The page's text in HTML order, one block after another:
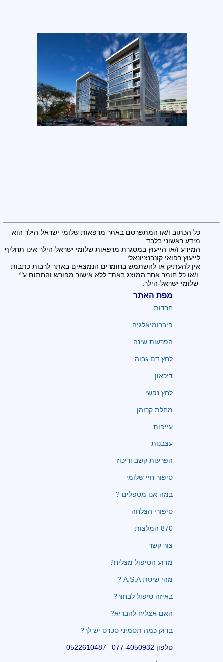
כל הכתוב ו/או המתפרסם באתר מרפאות שלומי ישראל-הילר הוא
מידע ראשוני בלבד.
המידע ו/או הייעוץ במסגרת מרפאות שלומי ישראל-הילר אינו תחליף
לייעוץ רפואי קונבנציונאלי.
אין להעתיק או להשתמש בחומרים הנמצאים באתר לרבות כתבות
ו/או כל חומר אחר המוצג באתר ללא אישור מפורש והחתום ע"י
שלומי ישראל-הילר.
מפת האתר
חרדות
פיברומיאלגיה
הפרעות שינה
לחץ דם גבוה
דיכאון
לחץ נפשי
מחלת קרוהן
עייפות
עצבנות
הפרעות קשב וריכוז
סיפור חיי שלומי
במה אנו מטפלים ?
סיפורי הצלחה
870 המלצות
צור קשר
מדוע הטיפול מצליח?
מהי שיטת A.S.A ?
באיזה טיפול לבחור?
האם אצליח להבריא?
בדוק כמה תסמיני סטרס יש לך?
טלפון 077-4050932 0522610487